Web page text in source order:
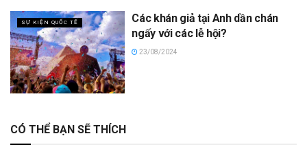
SỰ KIỆN QUỐC TẾ
Các khán giả tại Anh dần chán
ngấy với các lễ hội?
23/08/2024
CÓ THỂ BẠN SẼ THÍCH